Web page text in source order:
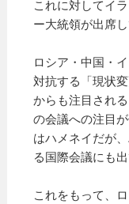
これに対してイ
ー大統領が出席し
ロシア・中国・
対抗する「現状
からも注目され
の会議への注目
はハメネイだが
る国際会議にも出
これをもって、